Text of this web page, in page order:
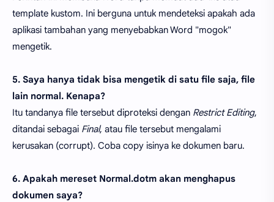
template kustom. Ini berguna untuk mendeteksi apakah ada
aplikasi tambahan yang menyebabkan Word "mogok"
mengetik.
5. Saya hanya tidak bisa mengetik di satu file saja, file
lain normal. Kenapa?
Itu tandanya file tersebut diproteksi dengan Restrict Editing,
ditandai sebagai Final, atau file tersebut mengalami
kerusakan (corrupt). Coba copy isinya ke dokumen baru.
6. Apakah mereset Normal.dotm akan menghapus
dokumen saya?